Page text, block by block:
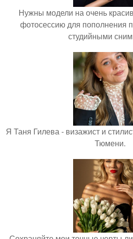
Нужны модели на очень
фотосессию для пополнения
студийными
Я Таня Гилева - визажист и
Тюмени.